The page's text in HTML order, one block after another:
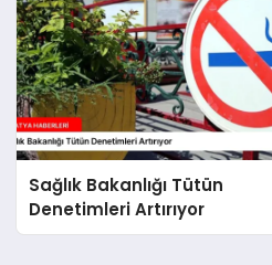
Sağlık Bakanlığı Tütün
Denetimleri Artırıyor